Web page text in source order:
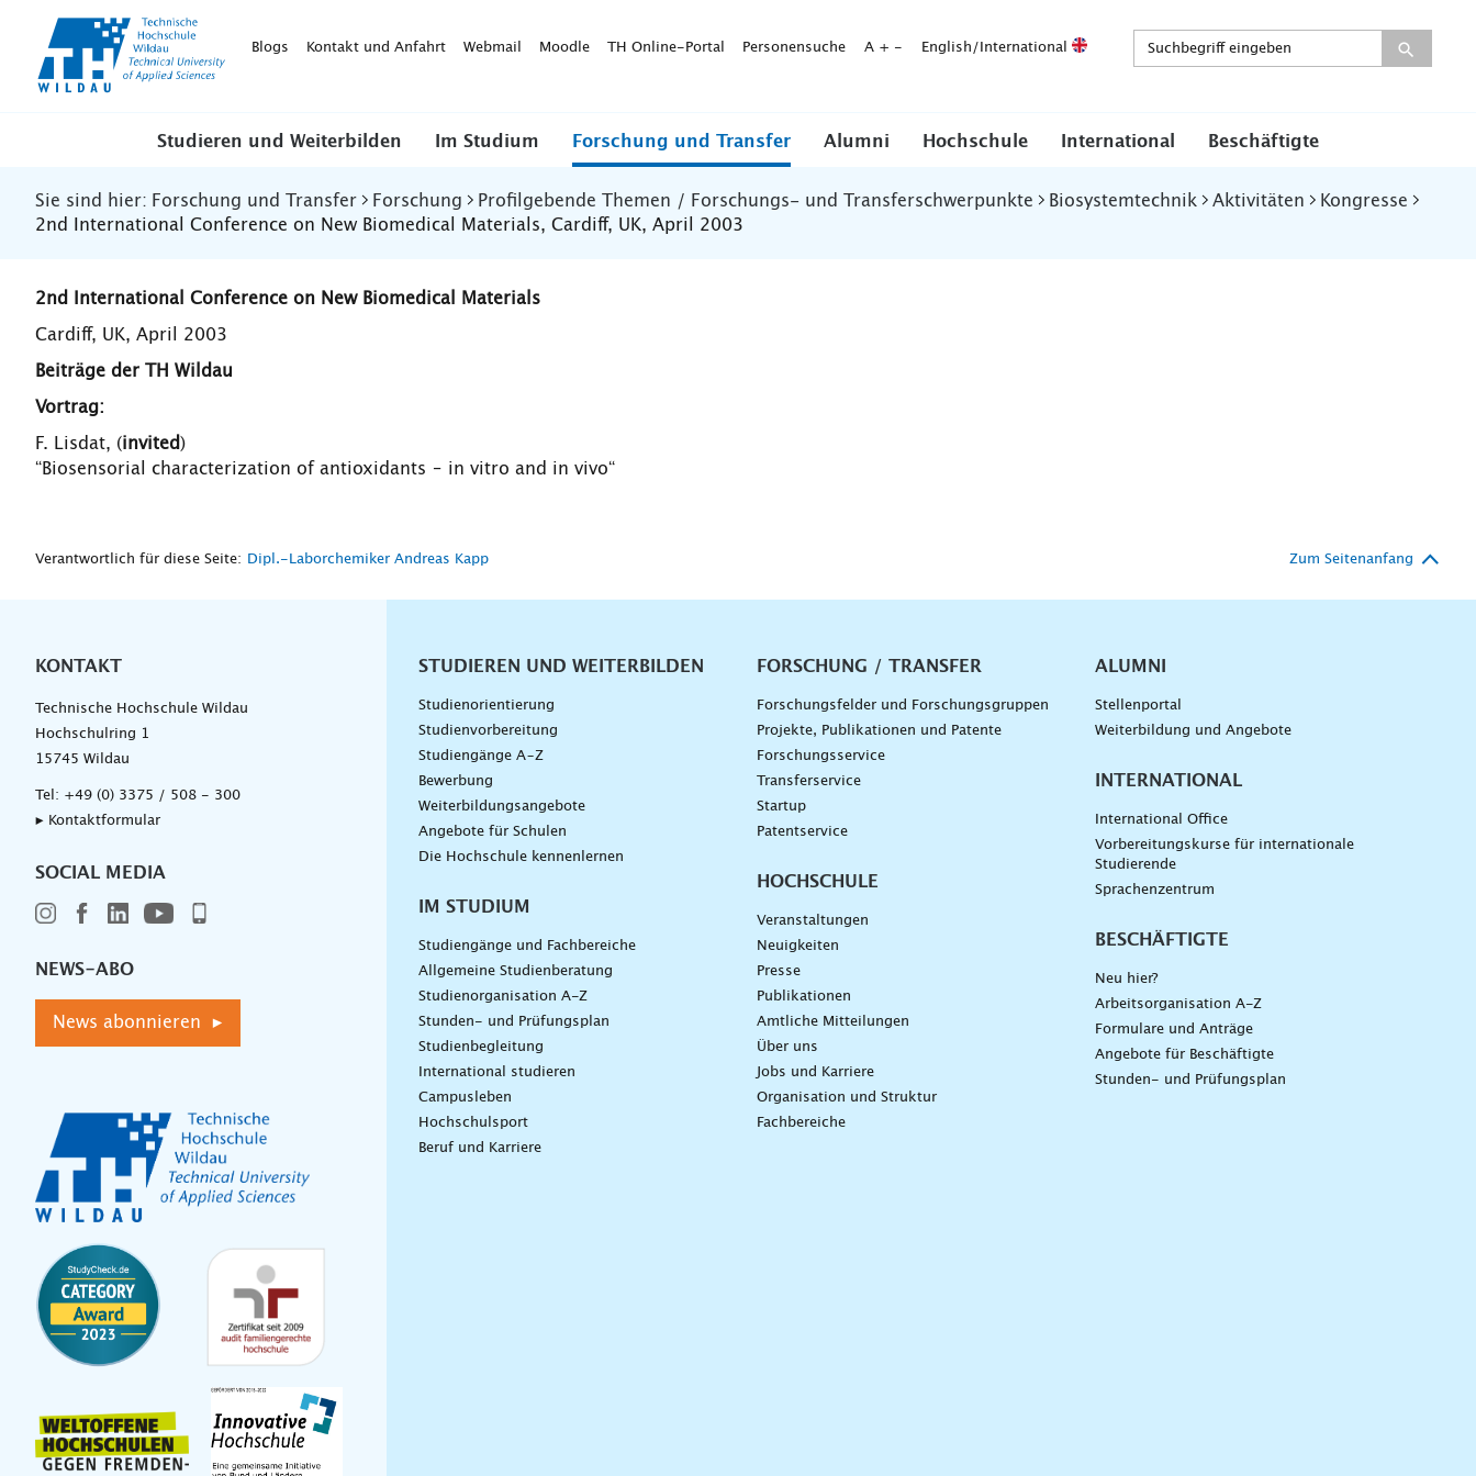
WildauBlogs Kontakt und Anfahrt Webmail Moodle TH Online-Portal Personensuche A + - English/International
Studieren und Weiterbilden Im Studium Forschung und Transfer Alumni Hochschule International Beschäftigte
Sie sind hier: Forschung und Transfer Forschung Profilgebende Themen / Forschungs- und Transferschwerpunkte Biosystemtechnik Aktivitäten
Kongresse
2nd International Conference on New Biomedical Materials, Cardiff, UK, April 2003
2nd International Conference on New Biomedical Materials
Cardiff, UK, April 2003
Beiträge der TH Wildau
Vortrag:
F. Lisdat, (invited )
“Biosensorial characterization of antioxidants – in vitro and in vivo“
Verantwortlich für diese Seite: Dipl.-Laborchemiker Andreas Kapp Zum Seitenanfang
KONTAKT
Technische Hochschule Wildau
Hochschulring 1
15745 Wildau
Tel: +49 (0) 3375 / 508 - 300
▸ Kontaktformular
SOCIAL MEDIA
NEWS-ABO
News abonnieren ▸
Unternavigation
STUDIEREN UND WEITERBILDEN
Studienorientierung
Studienvorbereitung
Studiengänge A–Z
Bewerbung
Weiterbildungsangebote
Angebote für Schulen
Die Hochschule kennenlernen
IM STUDIUM
Studiengänge und Fachbereiche
Allgemeine Studienberatung
Studienorganisation A-Z
Stunden- und Prüfungsplan
Studienbegleitung
International studieren
Campusleben
Hochschulsport
Beruf und Karriere
FORSCHUNG / TRANSFER
Forschungsfelder und Forschungsgruppen
Projekte, Publikationen und Patente
Forschungsservice
Transferservice
Startup
Patentservice
HOCHSCHULE
Veranstaltungen
Neuigkeiten
Presse
Publikationen
Amtliche Mitteilungen
Über uns
Jobs und Karriere
Organisation und Struktur
Fachbereiche
ALUMNI
Stellenportal
Weiterbildung und Angebote
INTERNATIONAL
International Office
Vorbereitungskurse für internationale
Studierende
Sprachenzentrum
BESCHÄFTIGTE
Neu hier?
Arbeitsorganisation A-Z
Formulare und Anträge
Angebote für Beschäftigte
Stunden- und Prüfungsplan